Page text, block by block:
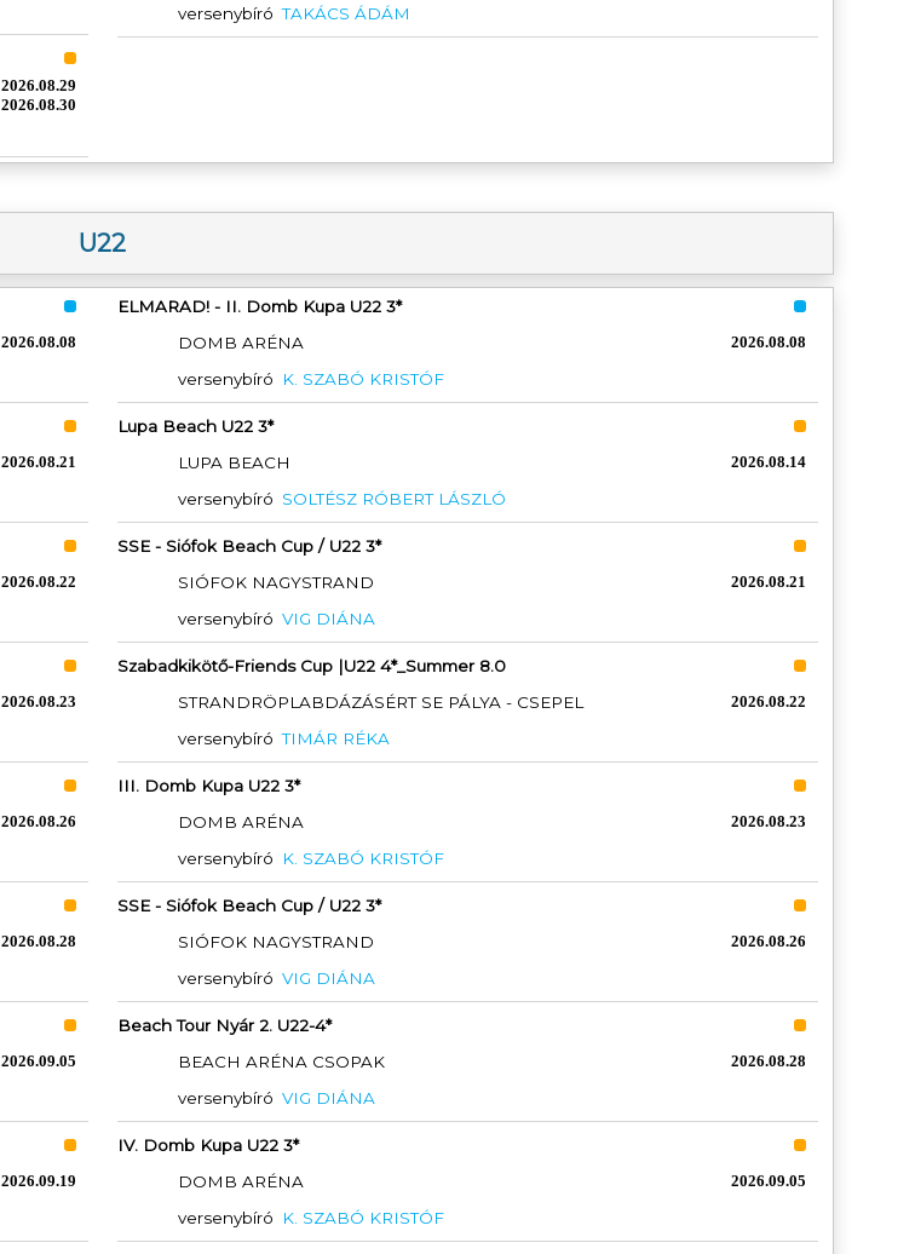
2026.08.29
2026.08.30
versenybíró TAKÁCS ÁDÁM
U22
2026.08.08
2026.08.21
2026.08.22
2026.08.23
2026.08.26
2026.08.28
2026.09.05
2026.09.19
ELMARAD! - II. Domb Kupa U22 3*
DOMB ARÉNA
2026.08.08
versenybíró K. SZABÓ KRISTÓF
Lupa Beach U22 3*
LUPA BEACH
2026.08.14
versenybíró SOLTÉSZ RÓBERT LÁSZLÓ
SSE - Siófok Beach Cup / U22 3*
SIÓFOK NAGYSTRAND
2026.08.21
versenybíró VIG DIÁNA
Szabadkikötő-Friends Cup |U22 4*_Summer 8.0
STRANDRÖPLABDÁZÁSÉRT SE PÁLYA - CSEPEL
2026.08.22
versenybíró TIMÁR RÉKA
III. Domb Kupa U22 3*
DOMB ARÉNA
2026.08.23
versenybíró K. SZABÓ KRISTÓF
SSE - Siófok Beach Cup / U22 3*
SIÓFOK NAGYSTRAND
2026.08.26
versenybíró VIG DIÁNA
Beach Tour Nyár 2. U22-4*
BEACH ARÉNA CSOPAK
2026.08.28
versenybíró VIG DIÁNA
IV. Domb Kupa U22 3*
DOMB ARÉNA
2026.09.05
versenybíró K. SZABÓ KRISTÓF